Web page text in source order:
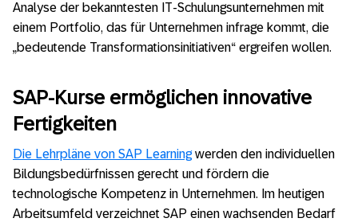
Analyse der bekanntesten IT-Schulungsunternehmen mit
einem Portfolio, das für Unternehmen infrage kommt, die
„bedeutende Transformationsinitiativen“ ergreifen wollen.
SAP-Kurse ermöglichen innovative
Fertigkeiten
Die Lehrpläne von SAP Learningwerden den individuellen
Bildungsbedürfnissen gerecht und fördern die
technologische Kompetenz in Unternehmen. Im heutigen
Arbeitsumfeld verzeichnet SAP einen wachsenden Bedarf